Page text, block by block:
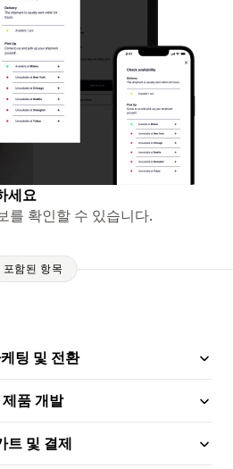
세요
를 확인할 수 있습니다.
포함된 항목
팅 및 전환
제품 개발
트 및 결제